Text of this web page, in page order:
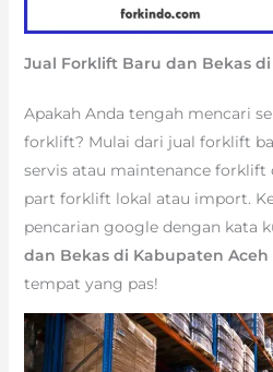
Jual Forklift Baru dan Bekas
Apakah Anda tengah mencari
forklift? Mulai dari jual forklift
servis atau maintenance forklift
part forklift lokal atau import.
pencarian google dengan kata
dan Bekas di Kabupaten Aceh
tempat yang pas!